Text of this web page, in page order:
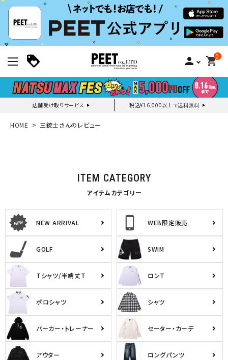
person 0
shopping_cart
店舗受け取りサービス 税込¥16,000以上で送料無料
新規会員登録｜ログイン
search
詳しい条件から探す
HOME 三銃士さんのレビュー
ITEM CATEGORY
アイテムカテゴリー
NEW ARRIVAL WEB限定販売
GOLF SWIM
Tシャツ/半端丈T ロンT
ポロシャツ シャツ
パーカー・トレーナー セーター・カーデ
アウター ロングパンツ